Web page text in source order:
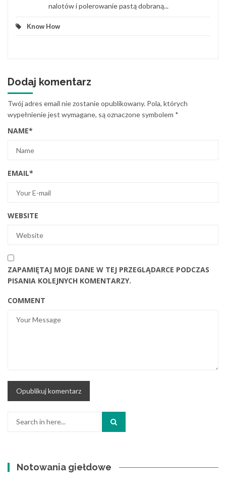
nalotów i polerowanie pastą dobraną...
Know How
Dodaj komentarz
Twój adres email nie zostanie opublikowany. Pola, których
wypełnienie jest wymagane, są oznaczone symbolem *
NAME*
EMAIL*
WEBSITE
ZAPAMIĘTAJ MOJE DANE W TEJ PRZEGLĄDARCE PODCZAS
PISANIA KOLEJNYCH KOMENTARZY.
COMMENT
Search
Notowania giełdowe